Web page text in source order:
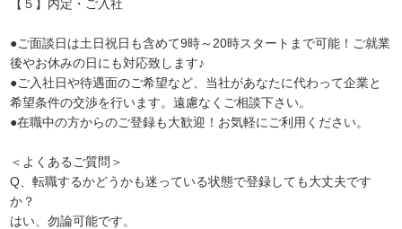
【５】内定・ご入社
●ご面談日は土日祝日も含めて9時～20時スタートまで可能！ご就業
後やお休みの日にも対応致します♪
●ご入社日や待遇面のご希望など、当社があなたに代わって企業と
希望条件の交渉を行います。遠慮なくご相談下さい。
●在職中の方からのご登録も大歓迎！お気軽にご利用ください。
＜よくあるご質問＞
Q、転職するかどうかも迷っている状態で登録しても大丈夫です
か？
はい、勿論可能です。